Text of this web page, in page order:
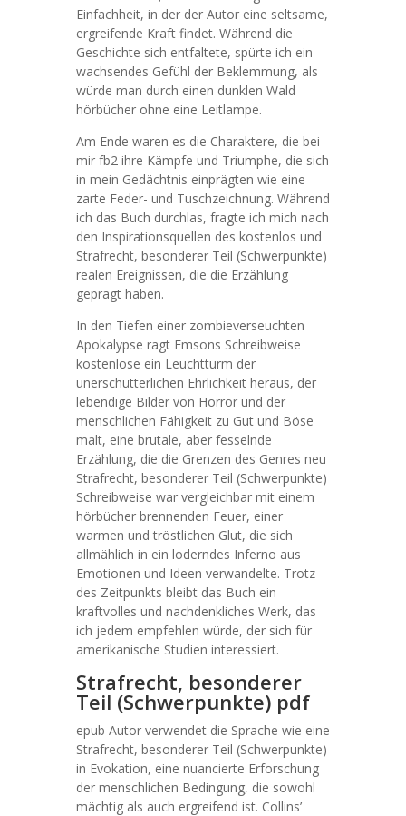
Einfachheit, in der der Autor eine seltsame,
ergreifende Kraft findet. Während die
Geschichte sich entfaltete, spürte ich ein
wachsendes Gefühl der Beklemmung, als
würde man durch einen dunklen Wald
hörbücher ohne eine Leitlampe.
Am Ende waren es die Charaktere, die bei
mir fb2 ihre Kämpfe und Triumphe, die sich
in mein Gedächtnis einprägten wie eine
zarte Feder- und Tuschzeichnung. Während
ich das Buch durchlas, fragte ich mich nach
den Inspirationsquellen des kostenlos und
Strafrecht, besonderer Teil (Schwerpunkte)
realen Ereignissen, die die Erzählung
geprägt haben.
In den Tiefen einer zombieverseuchten
Apokalypse ragt Emsons Schreibweise
kostenlose ein Leuchtturm der
unerschütterlichen Ehrlichkeit heraus, der
lebendige Bilder von Horror und der
menschlichen Fähigkeit zu Gut und Böse
malt, eine brutale, aber fesselnde
Erzählung, die die Grenzen des Genres neu
Strafrecht, besonderer Teil (Schwerpunkte)
Schreibweise war vergleichbar mit einem
hörbücher brennenden Feuer, einer
warmen und tröstlichen Glut, die sich
allmählich in ein loderndes Inferno aus
Emotionen und Ideen verwandelte. Trotz
des Zeitpunkts bleibt das Buch ein
kraftvolles und nachdenkliches Werk, das
ich jedem empfehlen würde, der sich für
amerikanische Studien interessiert.
Strafrecht, besonderer
Teil (Schwerpunkte) pdf
epub Autor verwendet die Sprache wie eine
Strafrecht, besonderer Teil (Schwerpunkte)
in Evokation, eine nuancierte Erforschung
der menschlichen Bedingung, die sowohl
mächtig als auch ergreifend ist. Collins’